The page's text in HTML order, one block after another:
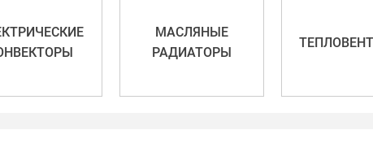
МАСЛЯНЫЕ
РАДИАТОРЫ